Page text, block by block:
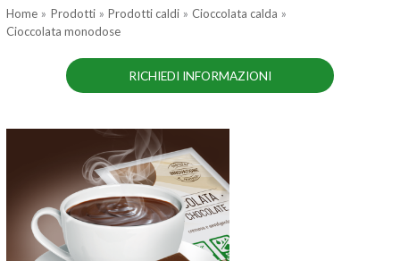
Home Prodotti Prodotti caldi
Cioccolata calda
Cioccolata monodose
RICHIEDI INFORMAZIONI